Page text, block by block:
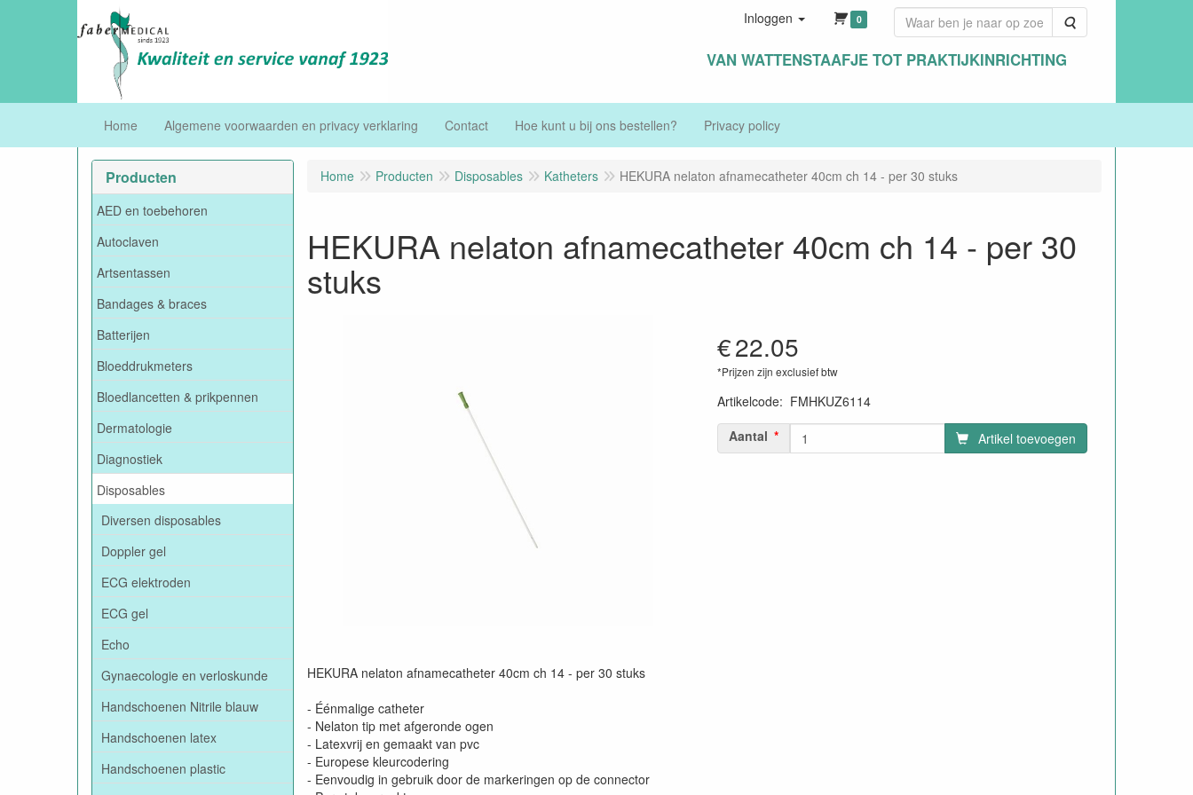
VAN WATTENSTAAFJE TOT PRAKTIJKINRICHTING
Inloggen 0 Zoeken
Home Algemene voorwaarden en privacy verklaring Contact Hoe kunt u bij ons bestellen? Privacy policy
Producten
AED en toebehoren
Autoclaven
Artsentassen
Bandages & braces
Batterijen
Bloeddrukmeters
Bloedlancetten & prikpennen
Dermatologie
Diagnostiek
Disposables
Diversen disposables
Doppler gel
ECG elektroden
ECG gel
Echo
Gynaecologie en verloskunde
Handschoenen Nitrile blauw
Handschoenen latex
Handschoenen plastic
Home Producten Disposables Katheters HEKURA nelaton afnamecatheter 40cm ch 14 - per 30 stuks
HEKURA nelaton afnamecatheter 40cm ch 14 - per 30
stuks
€22.05
*Prijzen zijn exclusief btw
Artikelcode: FMHKUZ6114
Aantal
Artikel toevoegen
HEKURA nelaton afnamecatheter 40cm ch 14 - per 30 stuks
- Éénmalige catheter
- Nelaton tip met afgeronde ogen
- Latexvrij en gemaakt van pvc
- Europese kleurcodering
- Eenvoudig in gebruik door de markeringen op de connector